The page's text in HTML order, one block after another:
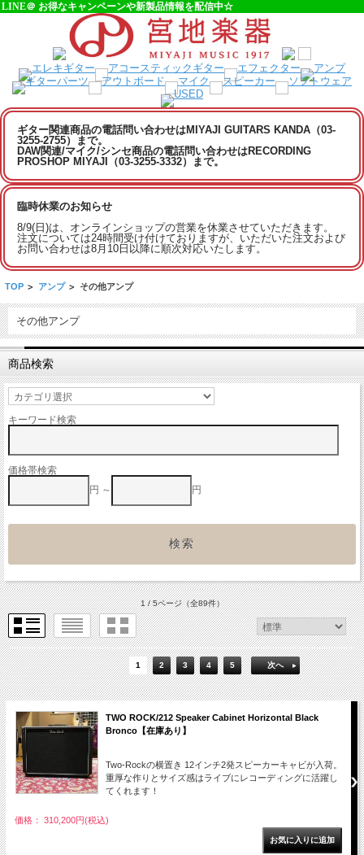
LINE＠ お得なキャンペーンや新製品情報を配信中☆
ギター関連商品の電話問い合わせはMIYAJI GUITARS KANDA（03-
3255-2755）まで。
DAW関連/マイク/シンセ商品の電話問い合わせはRECORDING
PROSHOP MIYAJI（03-3255-3332）まで。
臨時休業のお知らせ
8/9(日)は、オンラインショップの営業を休業させていただきます。
注文については24時間受け付けておりますが、いただいた注文および
お問い合わせは8月10日以降に順次対応いたします。
TOP > アンプ > その他アンプ
その他アンプ
商品検索
キーワード検索
価格帯検索
円 ～
円
1 / 5ページ（全89件）
1 2 3 4 5 次へ
TWO ROCK/212 Speaker Cabinet Horizontal Black
Bronco【在庫あり】
Two-Rockの横置き 12インチ2発スピーカーキャビが入荷。
重厚な作りとサイズ感はライブにレコーディングに活躍し
てくれます！
価格： 310,200円(税込)